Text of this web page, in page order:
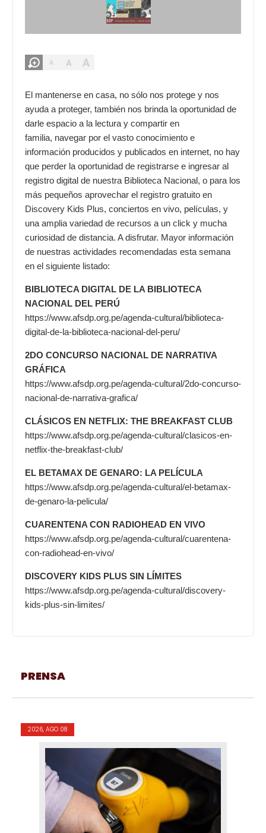
A A A
El mantenerse en casa, no sólo nos protege y nos
ayuda a proteger, también nos brinda la oportunidad de
darle espacio a la lectura y compartir en
familia, navegar por el vasto conocimiento e
información producidos y publicados en internet, no hay
que perder la oportunidad de registrarse e ingresar al
registro digital de nuestra Biblioteca Nacional, o para los
más pequeños aprovechar el registro gratuito en
Discovery Kids Plus, conciertos en vivo, películas, y
una amplia variedad de recursos a un click y mucha
curiosidad de distancia. A disfrutar. Mayor información
de nuestras actividades recomendadas esta semana
en el siguiente listado:
BIBLIOTECA DIGITAL DE LA BIBLIOTECA
NACIONAL DEL PERÚ
https://www.afsdp.org.pe/agenda-cultural/biblioteca-
digital-de-la-biblioteca-nacional-del-peru/
2DO CONCURSO NACIONAL DE NARRATIVA
GRÁFICA
https://www.afsdp.org.pe/agenda-cultural/2do-concurso-
nacional-de-narrativa-grafica/
CLÁSICOS EN NETFLIX: THE BREAKFAST CLUB
https://www.afsdp.org.pe/agenda-cultural/clasicos-en-
netflix-the-breakfast-club/
EL BETAMAX DE GENARO: LA PELÍCULA
https://www.afsdp.org.pe/agenda-cultural/el-betamax-
de-genaro-la-pelicula/
CUARENTENA CON RADIOHEAD EN VIVO
https://www.afsdp.org.pe/agenda-cultural/cuarentena-
con-radiohead-en-vivo/
DISCOVERY KIDS PLUS SIN LÍMITES
https://www.afsdp.org.pe/agenda-cultural/discovery-
kids-plus-sin-limites/
PRENSA
2026, AGO 08